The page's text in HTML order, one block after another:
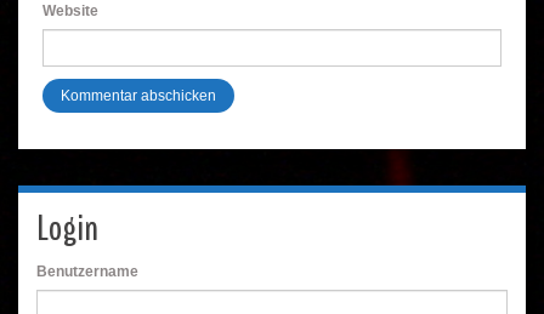
Website
Login
Benutzername